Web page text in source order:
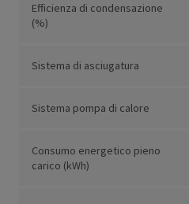
Efficienza di condensazione
(%)
Sistema di asciugatura
Sistema pompa di calore
Consumo energetico pieno
carico (kWh)